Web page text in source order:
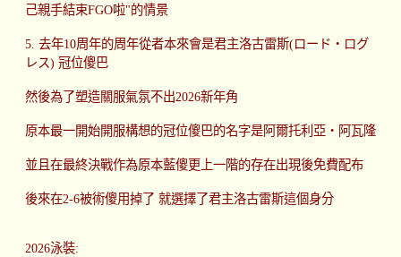
己親手結束FGO啦"的情景
5. 去年10周年的周年從者本來會是君主洛古雷斯(ロード・ログ
レス) 冠位傻巴
然後為了塑造關服氣氛不出2026新年角
原本最一開始開服構想的冠位傻巴的名字是阿爾托利亞‧阿瓦隆
並且在最終決戰作為原本藍傻更上一階的存在出現後免費配布
後來在2-6被術傻用掉了 就選擇了君主洛古雷斯這個身分
2026泳裝: